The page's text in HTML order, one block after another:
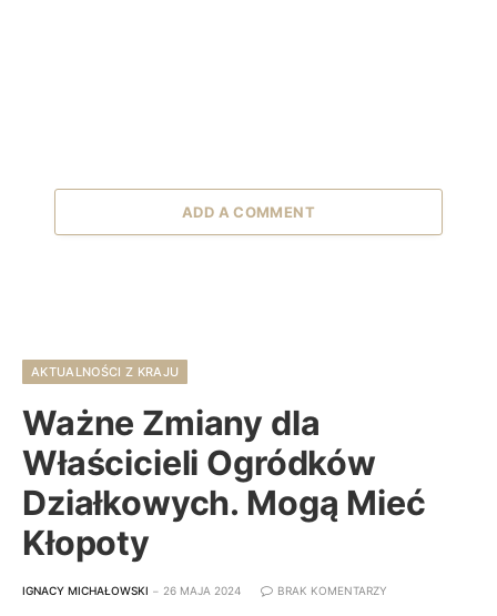
ADD A COMMENT
AKTUALNOŚCI Z KRAJU
Ważne Zmiany dla
Właścicieli Ogródków
Działkowych. Mogą Mieć
Kłopoty
IGNACY MICHAŁOWSKI 26 MAJA 2024 BRAK KOMENTARZY